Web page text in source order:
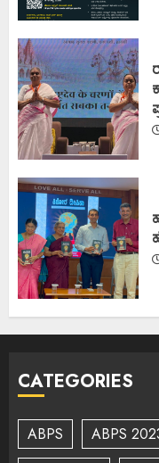
CATEGORIES
ABPS ABPS